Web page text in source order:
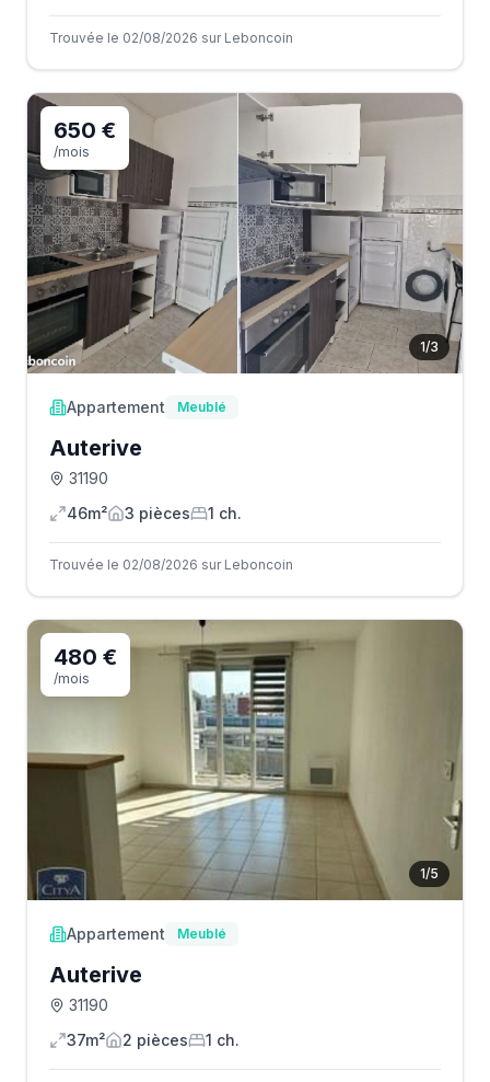
Trouvée le 02/08/2026 sur Leboncoin
1/3
650 €
/mois
Appartement Meublé
Auterive
31190
46m²
3 pièces 1 ch.
Trouvée le 02/08/2026 sur Leboncoin
1/5
480 €
/mois
Appartement Meublé
Auterive
31190
37m²
2 pièces 1 ch.